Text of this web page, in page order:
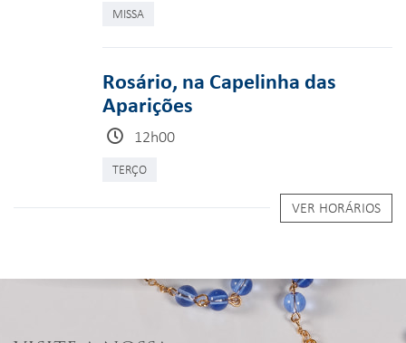
MISSA
Rosário, na Capelinha das
Aparições
12h00
TERÇO
VER HORÁRIOS